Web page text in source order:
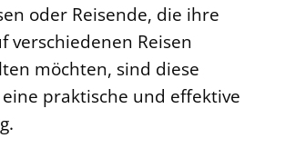
oder Reisende, die ihre
verschiedenen Reisen
möchten, sind diese
praktische und effektive